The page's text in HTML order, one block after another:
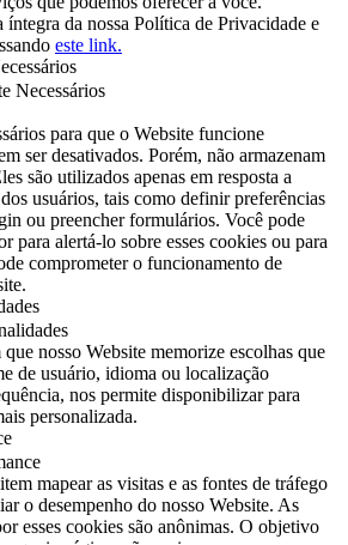
íntegra da nossa Política de Privacidade e
este link.
Necessários
para que o Website funcione
ser desativados. Porém, não armazenam
são utilizados apenas em resposta a
usuários, tais como definir preferências
ou preencher formulários. Você pode
para alertá-lo sobre esses cookies ou para
comprometer o funcionamento de
nosso Website memorize escolhas que
de usuário, idioma ou localização
nos permite disponibilizar para
personalizada.
mapear as visitas e as fontes de tráfego
o desempenho do nosso Website. As
esses cookies são anônimas. O objetivo